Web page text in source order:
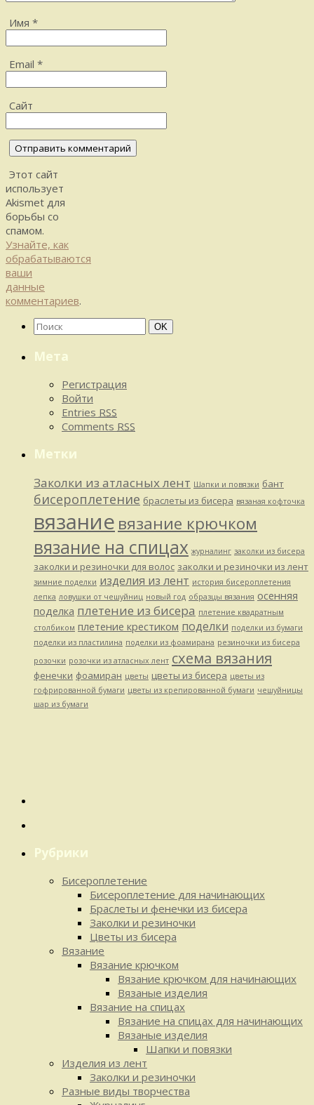
Имя *
Email *
Сайт
Этот сайт
использует
Akismet для
борьбы со
спамом.
Узнайте, как
обрабатываются
ваши
данные
комментариев.
Найти:
Поиск
OK
Мета
Регистрация
Войти
Entries RSS
Comments RSS
Метки
Заколки из атласных лент Шапки и повязки бант
бисероплетение браслеты из бисера вязаная кофточка
вязание вязание крючком
вязание на спицах журналинг заколки из бисера
заколки и резиночки для волос заколки и резиночки из лент
зимние поделки изделия из лент история бисероплетения
лепка ловушки от чешуйниц новый год образцы вязания осенняя
поделка плетение из бисера плетение квадратным
столбиком плетение крестиком поделки поделки из бумаги
поделки из пластилина поделки из фоамирана резиночки из бисера
розочки розочки из атласных лент схема вязания
фенечки фоамиран цветы цветы из бисера цветы из
гофрированной бумаги цветы из крепированной бумаги чешуйницы
шар из бумаги
Рубрики
Бисероплетение
Бисероплетение для начинающих
Браслеты и фенечки из бисера
Заколки и резиночки
Цветы из бисера
Вязание
Вязание крючком
Вязание крючком для начинающих
Вязаные изделия
Вязание на спицах
Вязание на спицах для начинающих
Вязаные изделия
Шапки и повязки
Изделия из лент
Заколки и резиночки
Разные виды творчества